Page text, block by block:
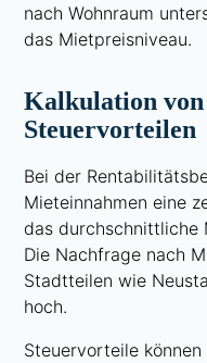
nach Wohnraum
das Mietpreisniveau.
Kalkulation
Steuervorteilen
Bei der
Mieteinnahmen eine
das durchschnittliche
Die Nachfrage nach
Stadtteilen wie
hoch.
Steuervorteile